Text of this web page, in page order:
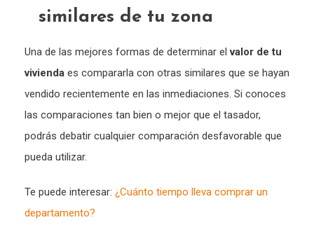
similares de tu zona
Una de las mejores formas de determinar elvalor de tu
vivienda es compararla con otras similares que se hayan
vendido recientemente en las inmediaciones. Si conoces
las comparaciones tan bien o mejor que el tasador,
podrás debatir cualquier comparación desfavorable que
pueda utilizar.
Te puede interesar: ¿Cuánto tiempo lleva comprar un
departamento?